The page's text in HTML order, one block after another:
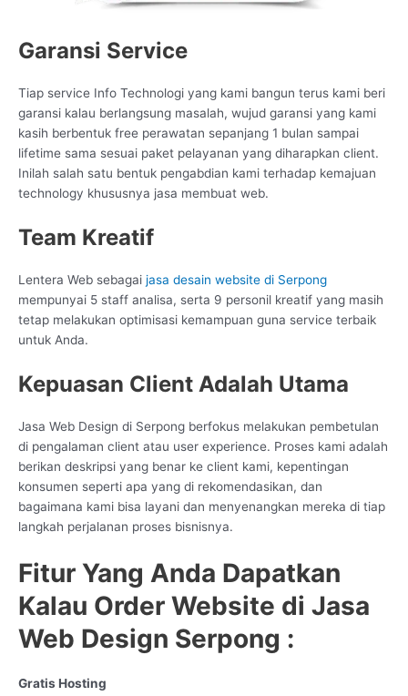
Garansi Service
Tiap service Info Technologi yang kami bangun terus kami beri
garansi kalau berlangsung masalah, wujud garansi yang kami
kasih berbentuk free perawatan sepanjang 1 bulan sampai
lifetime sama sesuai paket pelayanan yang diharapkan client.
Inilah salah satu bentuk pengabdian kami terhadap kemajuan
technology khususnya jasa membuat web.
Team Kreatif
Lentera Web sebagai jasa desain website di Serpong
mempunyai 5 staff analisa, serta 9 personil kreatif yang masih
tetap melakukan optimisasi kemampuan guna service terbaik
untuk Anda.
Kepuasan Client Adalah Utama
Jasa Web Design di Serpong berfokus melakukan pembetulan
di pengalaman client atau user experience. Proses kami adalah
berikan deskripsi yang benar ke client kami, kepentingan
konsumen seperti apa yang di rekomendasikan, dan
bagaimana kami bisa layani dan menyenangkan mereka di tiap
langkah perjalanan proses bisnisnya.
Fitur Yang Anda Dapatkan
Kalau Order Website di Jasa
Web Design Serpong :
Gratis Hosting